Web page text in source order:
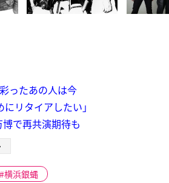
ったあの人は今
リタイアしたい」
で再共演期待も
横浜銀蝿